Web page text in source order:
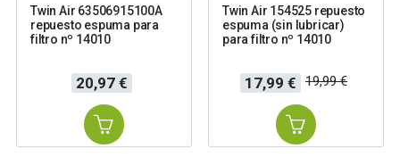
Twin Air 63506915100A
repuesto espuma para
filtro nº 14010
Precio
20,97 €
Twin Air 154525 repuesto
espuma (sin lubricar)
para filtro nº 14010
Precio
17,99 €
Precio
base
19,99 €